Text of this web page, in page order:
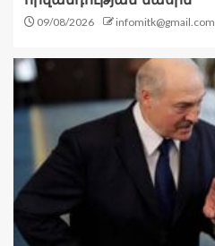
09/08/2026 infomitk@gmail.com